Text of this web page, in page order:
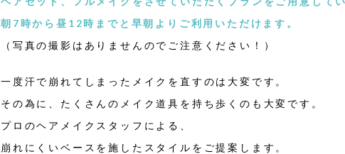
朝7時から昼12時までと早朝よりご利用いただけます。
（写真の撮影はありませんのでご注意ください！）
一度汗で崩れてしまったメイクを直すのは大変です。
その為に、たくさんのメイク道具を持ち歩くのも大変です。
プロのヘアメイクスタッフによる、
崩れにくいベースを施したスタイルをご提案します。